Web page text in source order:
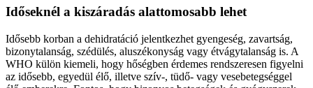
Időseknél a kiszáradás alattomosabb lehet
Idősebb korban a dehidratáció jelentkezhet gyengeség, zavartság,
bizonytalanság, szédülés, aluszékonyság vagy étvágytalanság is. A
WHO külön kiemeli, hogy hőségben érdemes rendszeresen figyelni
az idősebb, egyedül élő, illetve szív-, tüdő- vagy vesebetegséggel